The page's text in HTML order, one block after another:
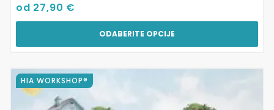
od 27,90 €
ODABERITE OPCIJE
HIA WORKSHOP®
Ovaj
proizvod